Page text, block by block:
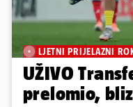
LJETNI PRIJELAZNI
UŽIVO
prelomio,